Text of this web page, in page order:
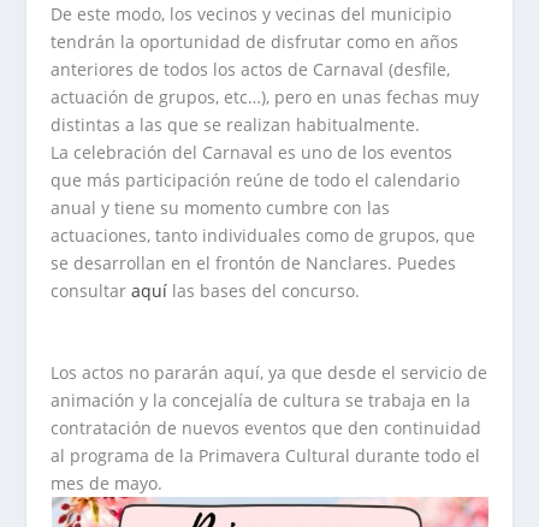
De este modo, los vecinos y vecinas del municipio
tendrán la oportunidad de disfrutar como en años
anteriores de todos los actos de Carnaval (desfile,
actuación de grupos, etc…), pero en unas fechas muy
distintas a las que se realizan habitualmente.
La celebración del Carnaval es uno de los eventos
que más participación reúne de todo el calendario
anual y tiene su momento cumbre con las
actuaciones, tanto individuales como de grupos, que
se desarrollan en el frontón de Nanclares. Puedes
consultaraquí las bases del concurso.
Los actos no pararán aquí, ya que desde el servicio de
animación y la concejalía de cultura se trabaja en la
contratación de nuevos eventos que den continuidad
al programa de la Primavera Cultural durante todo el
mes de mayo.